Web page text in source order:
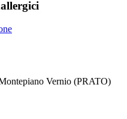
Vernio (PRATO)